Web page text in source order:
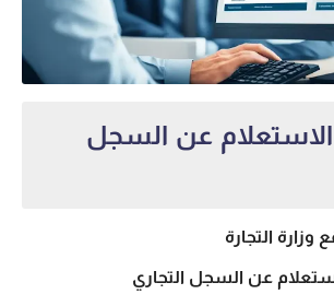
عن السجل
وزارة التجارة
عن السجل التجاري